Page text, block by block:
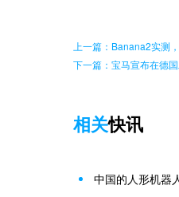
上一篇：Banana2实测
下一篇：宝马宣布在德
相关快讯
中国的人形机器